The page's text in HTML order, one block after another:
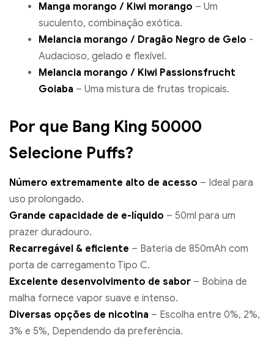
Manga morango / Kiwi morango – Um
suculento, combinação exótica.
Melancia morango / Dragão Negro de Gelo -
Audacioso, gelado e flexível.
Melancia morango / Kiwi Passionsfrucht
Goiaba – Uma mistura de frutas tropicais.
Por que Bang King 50000
Selecione Puffs?
Número extremamente alto de acesso – Ideal para
uso prolongado.
Grande capacidade de e-líquido – 50ml para um
prazer duradouro.
Recarregável & eficiente – Bateria de 850mAh com
porta de carregamento Tipo C.
Excelente desenvolvimento de sabor – Bobina de
malha fornece vapor suave e intenso.
Diversas opções de nicotina – Escolha entre 0%, 2%,
3% e 5%, Dependendo da preferência.